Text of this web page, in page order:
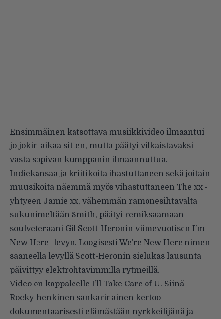
Ensimmäinen katsottava musiikkivideo ilmaantui
jo jokin aikaa sitten, mutta päätyi vilkaistavaksi
vasta sopivan kumppanin ilmaannuttua.
Indiekansaa ja kriitikoita ihastuttaneen sekä joitain
muusikoita näemmä myös vihastuttaneen The xx -
yhtyeen Jamie xx, vähemmän ramonesihtavalta
sukunimeltään Smith, päätyi remiksaamaan
soulveteraani Gil Scott-Heronin viimevuotisen I’m
New Here -levyn. LoogisestiWe’re New Here nimen
saaneella levyllä Scott-Heronin sielukas lausunta
päivittyy elektrohtavimmilla rytmeillä.
Video on kappaleelle I’ll Take Care of U. Siinä
Rocky-henkinen sankarinainen kertoo
dokumentaarisesti elämästään nyrkkeilijänä ja